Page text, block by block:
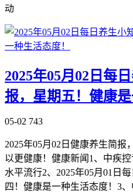
动
2025年05月02日每
报，星期五！健康是
05-02 743
2025年05月02日健康养生简
以更健康！健康新闻1、中疾
水平流行2、2025年05月01日
四！健康是一种生活态度！3